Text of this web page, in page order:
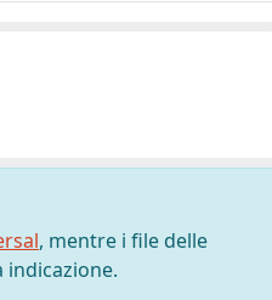
, mentre i file delle
indicazione.